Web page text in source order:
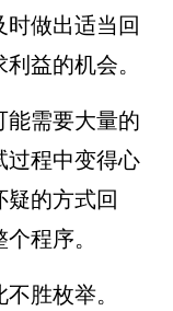
做出适当回
益的机会。
能需要大量的
过程中变得心
的方式回
程序。
胜枚举。